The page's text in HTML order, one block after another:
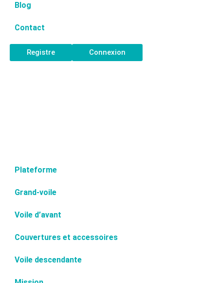
Blog
Contact
Registre Connexion
Plateforme
Grand-voile
Voile d’avant
Couvertures et accessoires
Voile descendante